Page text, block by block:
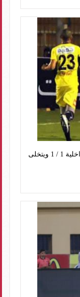
المقاولون يسقط في فخ التعادل أمام الداخلية 1 / 1 ويتخلى